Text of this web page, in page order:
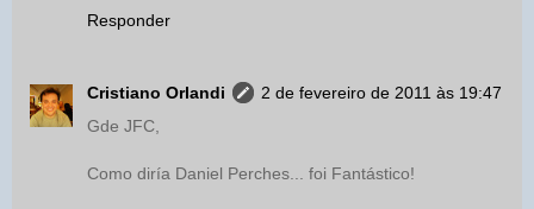
Responder
Cristiano Orlandi
2 de fevereiro de 2011 às 19:47
Gde JFC,
Como diría Daniel Perches... foi Fantástico!